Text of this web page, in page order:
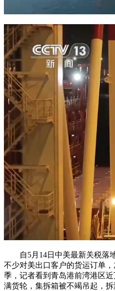
自5月14日中美最新关税落
不少对美出口客户的货运订单
季，记者看到青岛港前湾港区
满货轮，集拆箱被不竭吊起，